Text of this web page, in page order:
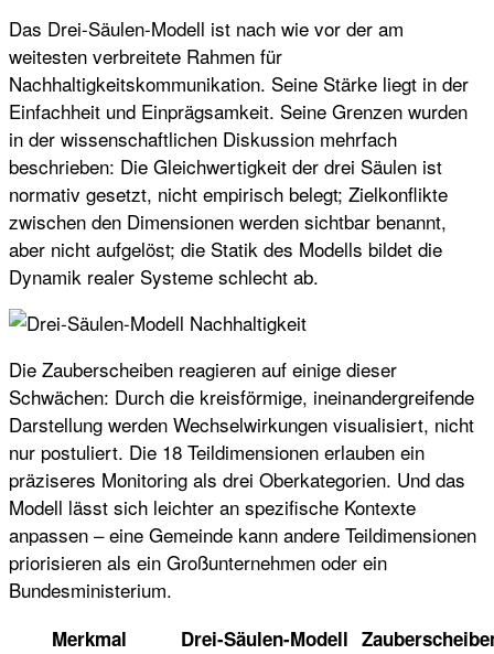
Das Drei-Säulen-Modell ist nach wie vor der am
weitesten verbreitete Rahmen für
Nachhaltigkeitskommunikation. Seine Stärke liegt in der
Einfachheit und Einprägsamkeit. Seine Grenzen wurden
in der wissenschaftlichen Diskussion mehrfach
beschrieben: Die Gleichwertigkeit der drei Säulen ist
normativ gesetzt, nicht empirisch belegt; Zielkonflikte
zwischen den Dimensionen werden sichtbar benannt,
aber nicht aufgelöst; die Statik des Modells bildet die
Dynamik realer Systeme schlecht ab.
Die Zauberscheiben reagieren auf einige dieser
Schwächen: Durch die kreisförmige, ineinandergreifende
Darstellung werden Wechselwirkungen visualisiert, nicht
nur postuliert. Die 18 Teildimensionen erlauben ein
präziseres Monitoring als drei Oberkategorien. Und das
Modell lässt sich leichter an spezifische Kontexte
anpassen – eine Gemeinde kann andere Teildimensionen
priorisieren als ein Großunternehmen oder ein
Bundesministerium.
Merkmal Drei-Säulen-Modell